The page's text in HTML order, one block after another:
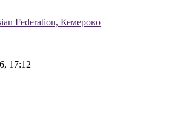
Federation, Кемерово
17:12